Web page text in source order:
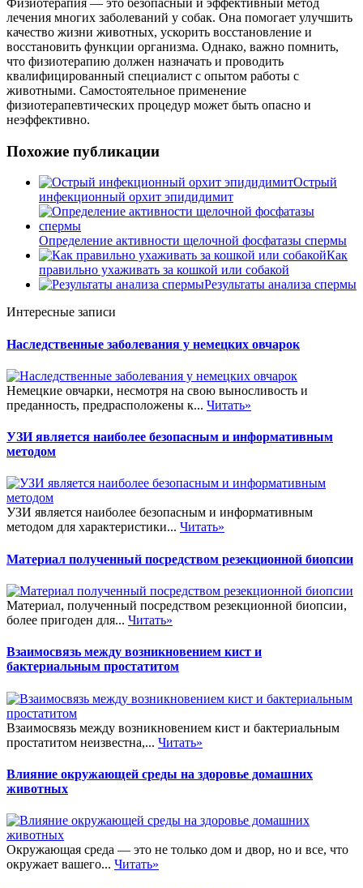
Физиотерапия — это безопасный и эффективный метод
лечения многих заболеваний у собак. Она помогает улучшить
качество жизни животных, ускорить восстановление и
восстановить функции организма. Однако, важно помнить,
что физиотерапию должен назначать и проводить
квалифицированный специалист с опытом работы с
животными. Самостоятельное применение
физиотерапевтических процедур может быть опасно и
неэффективно.
Похожие публикации
Острый
инфекционный орхит эпидидимит
Определение активности щелочной фосфатазы спермы
Как
правильно ухаживать за кошкой или собакой
Результаты анализа спермы
Интересные записи
Наследственные заболевания у немецких овчарок
Немецкие овчарки, несмотря на свою выносливость и
преданность, предрасположены к... Читать»
УЗИ является наиболее безопасным и информативным
методом
УЗИ является наиболее безопасным и информативным
методом для характеристики... Читать»
Материал полученный посредством резекционной биопсии
Материал, полученный посредством резекционной биопсии,
более пригоден для... Читать»
Взаимосвязь между возникновением кист и
бактериальным простатитом
Взаимосвязь между возникновением кист и бактериальным
простатитом неизвестна,... Читать»
Влияние окружающей среды на здоровье домашних
животных
Окружающая среда — это не только дом и двор, но и все, что
окружает вашего... Читать»